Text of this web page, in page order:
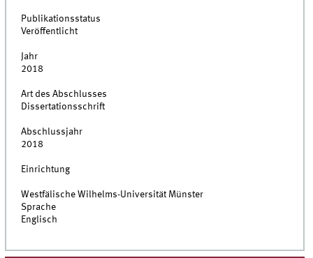
Publikationsstatus
Veröffentlicht
Jahr
2018
Art des Abschlusses
Dissertationsschrift
Abschlussjahr
2018
Einrichtung
Westfälische Wilhelms-Universität Münster
Sprache
Englisch